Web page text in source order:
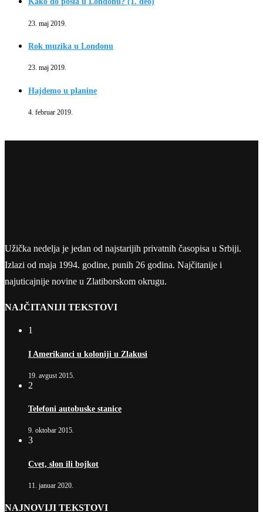
23. maj 2019.
Rok muzika u Londonu
23. maj 2019.
Hajdemo u planine
4. februar 2019.
Užička nedelja je jedan od najstarijih privatnih časopisa u Srbiji.
Izlazi od maja 1994. godine, punih 26 godina. Najčitanije i
najuticajnije novine u Zlatiborskom okrugu.
NAJČITANIJI TEKSTOVI
1
I Amerikanci u koloniji u Zlakusi
19. avgust 2015.
2
Telefoni autobuske stanice
9. oktobar 2015.
3
Cvet, slon ili bojkot
11. januar 2020.
NAJNOVIJI TEKSTOVI